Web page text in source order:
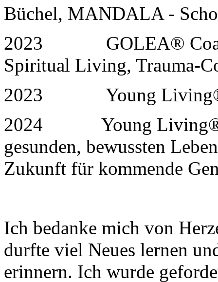
Büchel, MANDALA -
2023 GOLEA®
Spiritual Living, Trauma-
2023 Young Living®
2024 Young Living®
gesunden, bewussten
Zukunft für kommende
Ich bedanke mich von
durfte viel Neues lernen
erinnern. Ich wurde